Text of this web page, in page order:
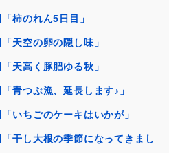
柿のれん5日目」
天空の卵の隠し味」
天高く豚肥ゆる秋」
青つぶ漁、延長します♪」
いちごのケーキはいかが」
干し大根の季節になってきまし